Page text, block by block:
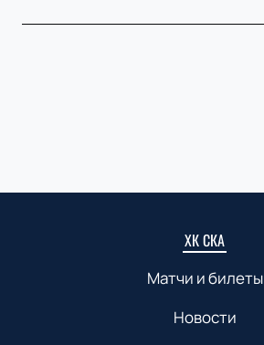
ХК СКА
Матчи и билеты
Новости